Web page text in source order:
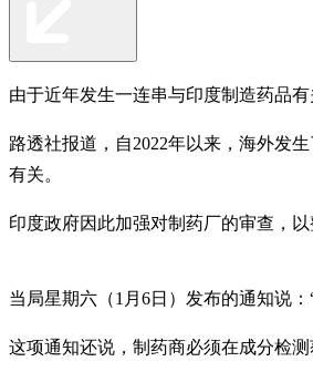
由于近年发生一连串与印度制造药品
路透社报道，自2022年以来，海外发
有关。
印度政府因此加强对制药厂的审查，
当局星期六（1月6日）发布的通知说
这项通知还说，制药商必须在成分检